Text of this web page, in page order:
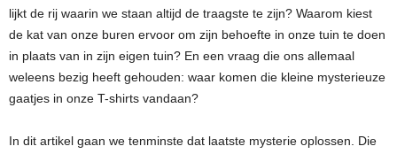
lijkt de rij waarin we staan altijd de traagste te zijn? Waarom kiest
de kat van onze buren ervoor om zijn behoefte in onze tuin te doen
in plaats van in zijn eigen tuin? En een vraag die ons allemaal
weleens bezig heeft gehouden: waar komen die kleine mysterieuze
gaatjes in onze T-shirts vandaan?
In dit artikel gaan we tenminste dat laatste mysterie oplossen. Die